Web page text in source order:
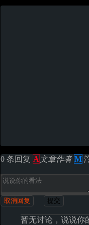
0 条回复 A 文章作者 M
取消回复 提交
暂无讨论，说说你